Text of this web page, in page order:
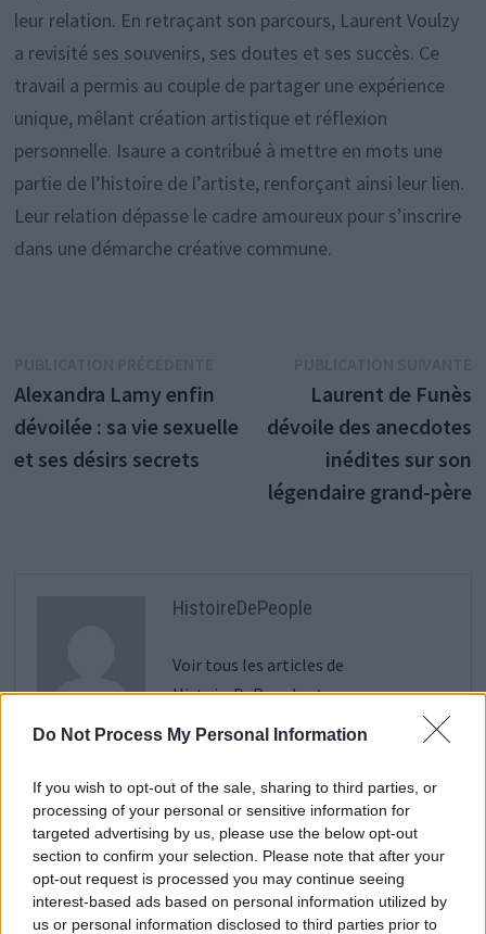
Do Not Process My Personal Information
If you wish to opt-out of the sale, sharing to third parties, or
processing of your personal or sensitive information for
targeted advertising by us, please use the below opt-out
section to confirm your selection. Please note that after your
opt-out request is processed you may continue seeing
interest-based ads based on personal information utilized by
us or personal information disclosed to third parties prior to
leur relation. En retraçant son parcours, Laurent Voulzy
a revisité ses souvenirs, ses doutes et ses succès. Ce
travail a permis au couple de partager une expérience
unique, mêlant création artistique et réflexion
personnelle. Isaure a contribué à mettre en mots une
partie de l’histoire de l’artiste, renforçant ainsi leur lien.
Leur relation dépasse le cadre amoureux pour s’inscrire
dans une démarche créative commune.
de
l’article
précédente :
Alexandra Lamy enfin
dévoilée : sa vie sexuelle
et ses désirs secrets
Laurent de Funès
dévoile des anecdotes
inédites sur son
légendaire grand-père
HistoireDePeople
Voir tous les articles de
HistoireDePeople →
VOUS POURRIEZ AUSSI AIMER